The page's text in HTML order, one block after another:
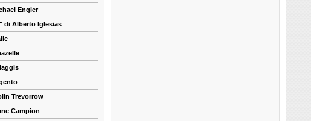
Engler
di Alberto Iglesias
Trevorrow
Campion